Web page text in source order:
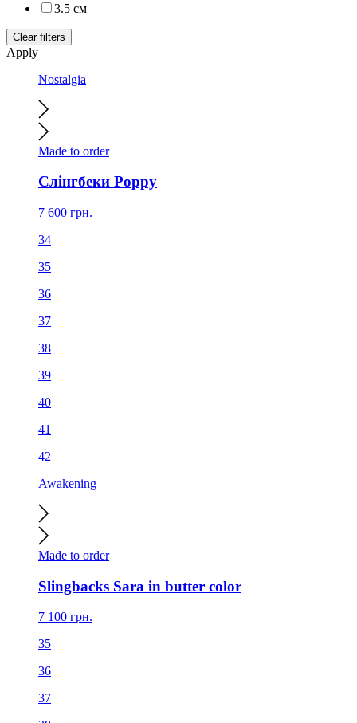
3.5 см
Clear filters
Apply
Nostalgia
Made to order
Слінгбеки Poppy
7 600 грн.
34
35
36
37
38
39
40
41
42
Awakening
Made to order
Slingbacks Sara in butter color
7 100 грн.
35
36
37